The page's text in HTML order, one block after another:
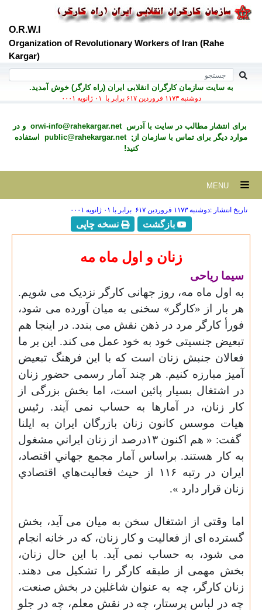
O.R.W.I
Organization of Revolutionary Workers of Iran (Rahe
Kargar)
به سايت سازمان کارگران انقلابی ايران (راه کارگر) خوش آمديد.
دوشنبه ۱۱۷۳ فروردين ۶۱۷ برابر با ۰۱ ژانويه ۰۰۰۱
برای انتشار مطالب در سايت با آدرسorwi-info@rahekargar.net و در
موارد ديگر برای تماس با سازمان از;public@rahekargar.net
استفاده
کنید!
تاریخ انتشار :دوشنبه ۱۱۷۳ فروردين ۶۱۷ برابر با ۰۱ ژانويه ۰۰۰۱
بازگشت نسخه چاپی
زنان و اول ماه مه
سیما ریاحی
به اول ماه مه، روز جهانی کارگر نزدیک می شویم.
هر بار از «کارگر» سخنی به میان آورده می شود،
فورأ کارگر مرد در ذهن نقش می بندد. در اینجا هم
تبعیض جنسیتی خود به خود عمل می کند. این بر ما
فعالان جنبش زنان است که با این فرهنگ تبعیض
آمیز مبارزه کنیم. هر چند آمار رسمی حضور زنان
در اشتغال بسیار پائین است، اما بخش بزرگی از
کار زنان، در آمارها به حساب نمی آیند. رئيس
هيات موسس كانون زنان بازرگان ايران به ایلنا
گفت: « هم ‌اكنون ۱۳درصد از زنان ايراني مشغول
به كار هستند. براساس آمار مجمع جهاني اقتصاد،
ايران در رتبه ۱۱۶ از حيث فعاليت‌هاي اقتصادي
زنان قرار دارد ».
اما وقتی از اشتغال سخن به میان می آید، بخش
گسترده ای از فعالیت و کار زنان، که در خانه انجام
می شود، به حساب نمی آید. با این حال زنان،
بخش مهمی از طبقه کارگر را تشکیل می دهند.
زنان کارگر، چه به عنوان شاغلین در بخش صنعت،
چه در لباس پرستار، چه در نقش معلم، چه در جلو